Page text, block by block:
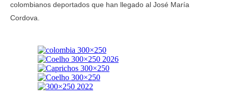
colombianos deportados que han llegado al José María
Cordova.